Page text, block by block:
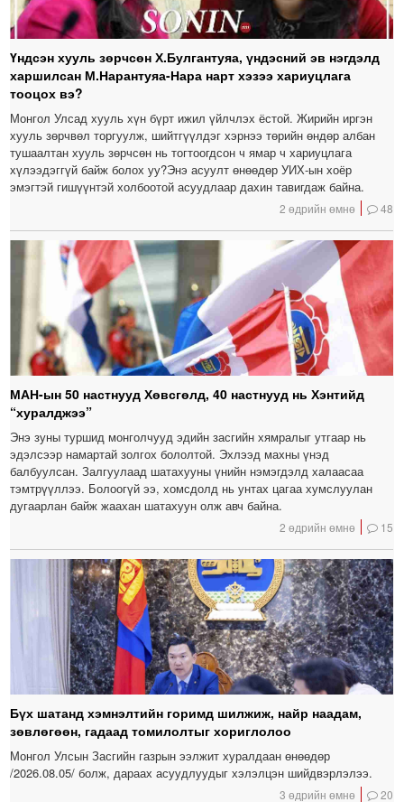
Үндсэн хууль зөрчсөн Х.Булгантуяа, үндэсний эв нэгдэлд
харшилсан М.Нарантуяа-Нара нарт хэзээ хариуцлага
тооцох вэ?
Монгол Улсад хууль хүн бүрт ижил үйлчлэх ёстой. Жирийн иргэн
хууль зөрчвөл торгуулж, шийтгүүлдэг хэрнээ төрийн өндөр албан
тушаалтан хууль зөрчсөн нь тогтоогдсон ч ямар ч хариуцлага
хүлээдэггүй байж болох уу?Энэ асуулт өнөөдөр УИХ-ын хоёр
эмэгтэй гишүүнтэй холбоотой асуудлаар дахин тавигдаж байна.
2 өдрийн өмнө 48
МАН-ын 50 настнууд Хөвсгөлд, 40 настнууд нь Хэнтийд
“хуралджээ”
Энэ зуны туршид монголчууд эдийн засгийн хямралыг утгаар нь
эдэлсээр намартай золгох бололтой. Эхлээд махны үнэд
балбуулсан. Залгуулаад шатахууны үнийн нэмэгдэлд халаасаа
тэмтрүүллээ. Болоогүй ээ, хомсдолд нь унтах цагаа хумслуулан
дугаарлан байж жаахан шатахуун олж авч байна.
2 өдрийн өмнө 15
Бүх шатанд хэмнэлтийн горимд шилжиж, найр наадам,
зөвлөгөөн, гадаад томилолтыг хориглолоо
Монгол Улсын Засгийн газрын ээлжит хуралдаан өнөөдөр
/2026.08.05/ болж, дараах асуудлуудыг хэлэлцэн шийдвэрлэлээ.
3 өдрийн өмнө 20